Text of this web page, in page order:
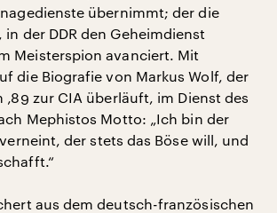
übernimmt; der die
der DDR den Geheimdienst
Meisterspion avanciert. Mit
die Biografie von Markus Wolf, der
zur CIA überläuft, im Dienst des
Mephistos Motto: „Ich bin der
der stets das Böse will, und
aus dem deutsch-französischen